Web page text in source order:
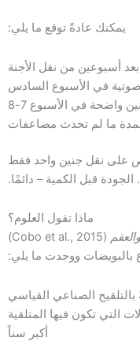
يمكنك عادةً توقع ما يلي:
أسبوعين من نقل الأجنة
في الأسبوع السادس
واضحة في الأسبوع 7-8
ما لم تحدث مضاعفات
على نقل جنين واحد فقط
قبل الكمية – دائمًا.
ماذا تقول العلوم؟
(Cobo et al., 2015)
الصناعي القياسي
التي تكون فيها المتلقية
أكبر سناً